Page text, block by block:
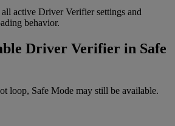
active Driver Verifier settings and
behavior.
Driver Verifier in Safe
loop, Safe Mode may still be available.